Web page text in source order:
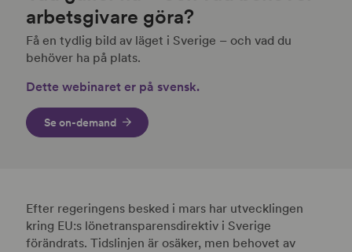
arbetsgivare göra?
Få en tydlig bild av läget i Sverige – och vad du
behöver ha på plats.
Dette webinaret er på svensk.
Se on-demand
Efter regeringens besked i mars har utvecklingen
kring EU:s lönetransparensdirektiv i Sverige
förändrats. Tidslinjen är osäker, men behovet av